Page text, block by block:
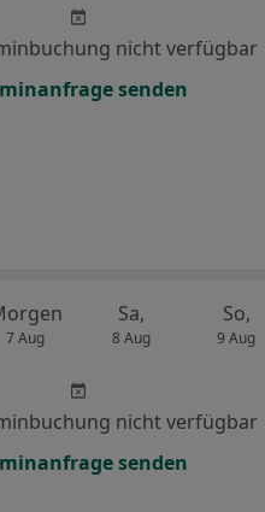
nicht verfügbar
senden
7 Aug
Sa,
8 Aug
So,
9 Aug
nicht verfügbar
senden